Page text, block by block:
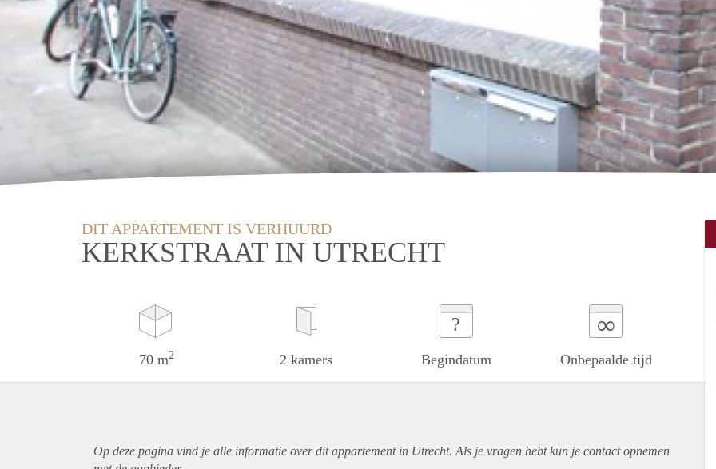
Alle veelgestelde vragen
DIT APPARTEMENT IS VERHUURD
KERKSTRAAT IN UTRECHT
70 m2 2 kamers
?
Begindatum
∞
Onbepaalde tijd
Op deze pagina vind je alle informatie over ditappartementin Utrecht. Als je vragen hebt kun je contact opnemen